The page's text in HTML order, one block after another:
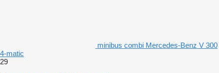
minibus combi Mercedes-Benz V 300
4-matic
29